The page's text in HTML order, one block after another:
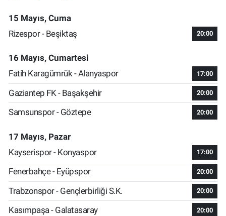
15 Mayıs, Cuma
Rizespor - Beşiktaş
20:00
16 Mayıs, Cumartesi
Fatih Karagümrük - Alanyaspor
17:00
Gaziantep FK - Başakşehir 20:00
Samsunspor - Göztepe 20:00
17 Mayıs, Pazar
Kayserispor - Konyaspor
17:00
Fenerbahçe - Eyüpspor 20:00
Trabzonspor - Gençlerbirliği S.K. 20:00
Kasımpaşa - Galatasaray 20:00